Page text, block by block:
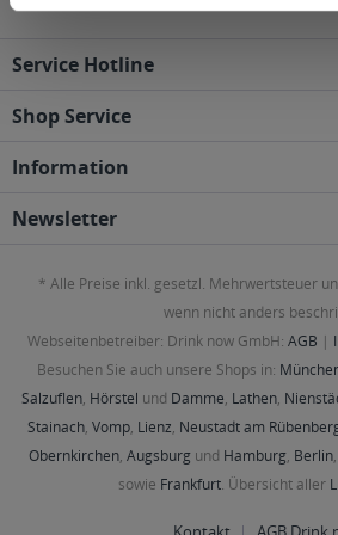
Service Hotline
Shop Service
Information
Newsletter
* Alle Preise inkl. gesetzl. Mehrwertsteuer
wenn nicht anders
Webseitenbetreiber: Drink now GmbH: AGB |
Besuchen Sie auch unsere Shops in:
Salzuflen, Hörstel und Damme, Lathen,
Stainach, Vomp, Lienz, Neustadt am
Obernkirchen, Augsburg und Hamburg, Berlin,
sowie Frankfurt. Übersicht aller